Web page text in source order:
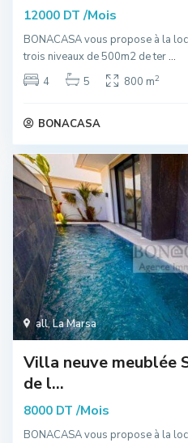
12000 DT /Mois
BONACASA vous propose à la
trois niveaux de 500m2 de ter...
4
5 800 m2
BONACASA
all,La Marsa
Villa neuve meublée
de l...
8000 DT /Mois
BONACASA vous propose à la